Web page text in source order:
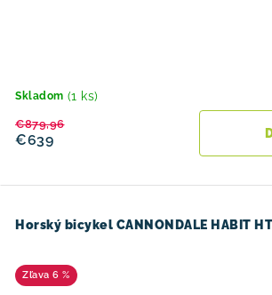
Skladom (1 ks)
€639
€879,96
Horský bicykel CANNONDALE HABIT
6 %